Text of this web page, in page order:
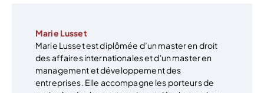
Marie Lusset
Marie Lusset est diplômée d’un master en droit
des affaires internationales et d'un master en
management et développement des
entreprises. Elle accompagne les porteurs de